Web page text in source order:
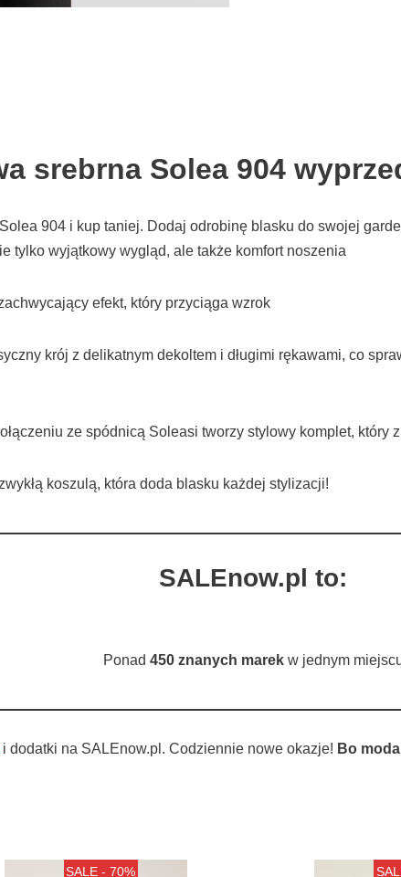
srebrna Solea 904
904 i kup taniej. Dodaj odrobinę blasku do swojej
tylko wyjątkowy wygląd, ale także komfort noszenia
efekt, który przyciąga wzrok
krój z delikatnym dekoltem i długimi rękawami, co
ze spódnicą Soleasi tworzy stylowy komplet, który
koszulą, która doda blasku każdej stylizacji!
SALEnow.pl to:
Ponad 450 znanych marekw jednym
i dodatki na SALEnow.pl. Codziennie nowe okazje! Bo
SALE - 70%